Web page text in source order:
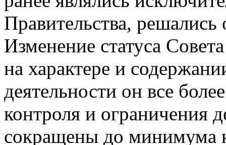
Правительства,
Изменение статуса
на характере и
деятельности он все
контроля и ограничения
сокращены до минимума